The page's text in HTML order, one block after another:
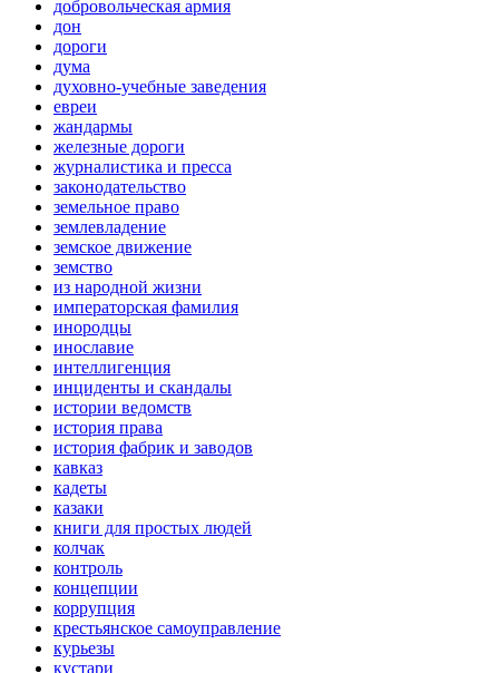
добровольческая армия
дон
дороги
дума
духовно-учебные заведения
евреи
жандармы
железные дороги
журналистика и пресса
законодательство
земельное право
землевладение
земское движение
земство
из народной жизни
императорская фамилия
инородцы
инославие
интеллигенция
инциденты и скандалы
истории ведомств
история права
история фабрик и заводов
кавказ
кадеты
казаки
книги для простых людей
колчак
контроль
концепции
коррупция
крестьянское самоуправление
курьезы
кустари